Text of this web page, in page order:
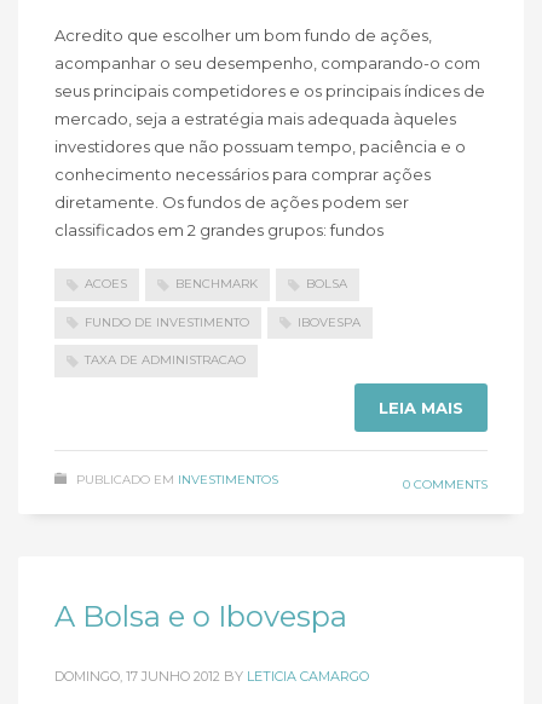
Acredito que escolher um bom fundo de ações,
acompanhar o seu desempenho, comparando-o com
seus principais competidores e os principais índices de
mercado, seja a estratégia mais adequada àqueles
investidores que não possuam tempo, paciência e o
conhecimento necessários para comprar ações
diretamente. Os fundos de ações podem ser
classificados em 2 grandes grupos: fundos
ACOES BENCHMARK BOLSA
FUNDO DE INVESTIMENTO IBOVESPA
TAXA DE ADMINISTRACAO
LEIA MAIS
PUBLICADO EM INVESTIMENTOS 0 COMMENTS
A Bolsa e o Ibovespa
DOMINGO, 17 JUNHO 2012 BY LETICIA CAMARGO